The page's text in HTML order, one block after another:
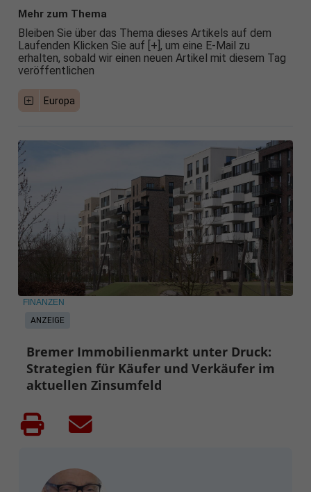
Mehr zum Thema
Bleiben Sie über das Thema dieses Artikels auf dem
Laufenden Klicken Sie auf [+], um eine E-Mail zu
erhalten, sobald wir einen neuen Artikel mit diesem Tag
veröffentlichen
Europa
ANZEIGE
FINANZEN
Bremer Immobilienmarkt unter Druck:
Strategien für Käufer und Verkäufer im
aktuellen Zinsumfeld